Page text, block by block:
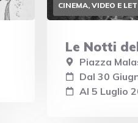
CINEMA, VIDEO E
Le Notti
Piazza
Dal 30
Al 5 Luglio